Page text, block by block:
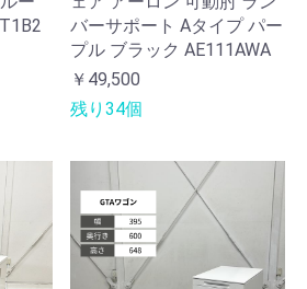
バーサポート Aタイプ パー
プル ブラック AE111AWA
￥49,500
残り34個